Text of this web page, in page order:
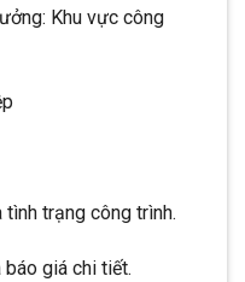
Khu vực công
trạng công trình.
giá chi tiết.